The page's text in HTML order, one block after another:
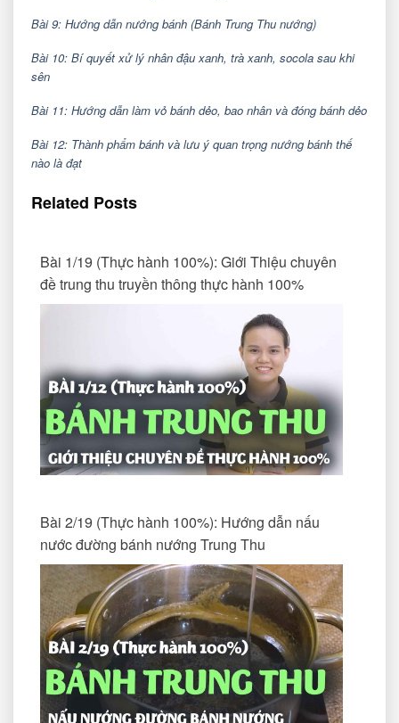
Bài 9: Hướng dẫn nướng bánh (Bánh Trung Thu nướng)
Bài 10: Bí quyết xử lý nhân đậu xanh, trà xanh, socola sau khi
sên
Bài 11: Hướng dẫn làm vỏ bánh dẻo, bao nhân và đóng bánh dẻo
Bài 12: Thành phẩm bánh và lưu ý quan trọng nướng bánh thế
nào là đạt
Related Posts
Bài 1/19 (Thực hành 100%): Giới Thiệu chuyên
đề trung thu truyền thông thực hành 100%
Bài 2/19 (Thực hành 100%): Hướng dẫn nấu
nước đường bánh nướng Trung Thu